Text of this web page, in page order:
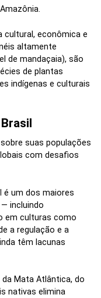
cultural, econômica e
altamente
de mandaçaia), são
de plantas
indígenas e culturais
suas populações
com desafios
é um dos maiores
incluindo
em culturas como
a regulação e a
têm lacunas
Mata Atlântica, do
nativas elimina